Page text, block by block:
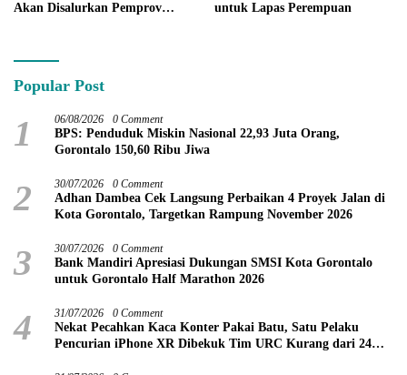
Akan Disalurkan Pemprov
untuk Lapas Perempuan
Popular Post
1 06/08/2026 0 Comment
BPS: Penduduk Miskin Nasional 22,93 Juta Orang,
Gorontalo 150,60 Ribu Jiwa
2 30/07/2026 0 Comment
Adhan Dambea Cek Langsung Perbaikan 4 Proyek Jalan di
Kota Gorontalo, Targetkan Rampung November 2026
3 30/07/2026 0 Comment
Bank Mandiri Apresiasi Dukungan SMSI Kota Gorontalo
untuk Gorontalo Half Marathon 2026
4 31/07/2026 0 Comment
Nekat Pecahkan Kaca Konter Pakai Batu, Satu Pelaku
Pencurian iPhone XR Dibekuk Tim URC Kurang dari 24